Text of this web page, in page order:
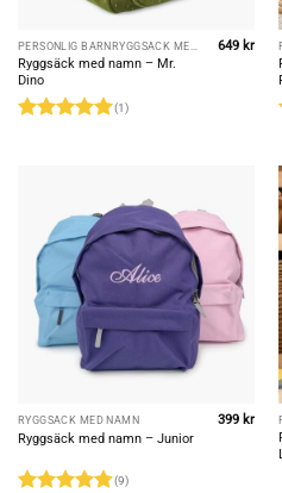
PERSONLIG BARNRYGGSÄCK MED NAMN
Ryggsäck med namn – Mr.
Dino
(1)
649 kr
RYGGSÄCK MED NAMN
Ryggsäck med namn – Junior
(9)
399kr